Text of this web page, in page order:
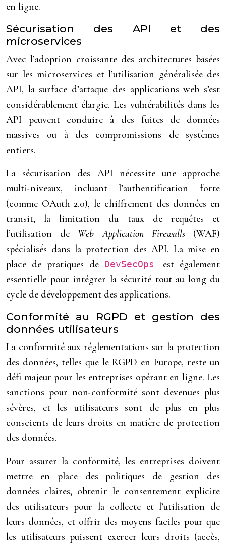
en ligne.
Sécurisation des API et des
microservices
Avec l’adoption croissante des architectures basées
sur les microservices et l’utilisation généralisée des
API, la surface d’attaque des applications web s’est
considérablement élargie. Les vulnérabilités dans les
API peuvent conduire à des fuites de données
massives ou à des compromissions de systèmes
entiers.
La sécurisation des API nécessite une approche
multi-niveaux, incluant l’authentification forte
(comme OAuth 2.0), le chiffrement des données en
transit, la limitation du taux de requêtes et
l’utilisation de Web Application Firewalls (WAF)
spécialisés dans la protection des API. La mise en
place de pratiques de
DevSecOps est également
essentielle pour intégrer la sécurité tout au long du
cycle de développement des applications.
Conformité au RGPD et gestion des
données utilisateurs
La conformité aux réglementations sur la protection
des données, telles que le RGPD en Europe, reste un
défi majeur pour les entreprises opérant en ligne. Les
sanctions pour non-conformité sont devenues plus
sévères, et les utilisateurs sont de plus en plus
conscients de leurs droits en matière de protection
des données.
Pour assurer la conformité, les entreprises doivent
mettre en place des politiques de gestion des
données claires, obtenir le consentement explicite
des utilisateurs pour la collecte et l’utilisation de
leurs données, et offrir des moyens faciles pour que
les utilisateurs puissent exercer leurs droits (accès,